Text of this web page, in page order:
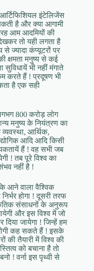
इंटेलिजेंस
है और क्या आगामी
आम आदमियों की
तो यही लगता है
ज्यादा कंप्यूटरों पर
क्षमता मनुष्य से कई
भी नहीं मंगाते
करते हैं ! प्रदूषण भी
है एक सही
800 करोड़ लोग
मनुष्य के नियंत्रण का
आर्थिक,
आदि आदि किसी
हैं ! वह सभी जब
! तब पूरे विश्व का
नहीं है !
आने वाला वैश्विक
होगा ! दूसरी तरफ
संसाधनों के अनुरूप
और इस विश्व में जो
दिया जायेगा ! जिन्हें हम
कह सकते हैं ! इसके
की तैयारी में विश्व की
को बचाना है तो
! वर्ना इस पृथ्वी से